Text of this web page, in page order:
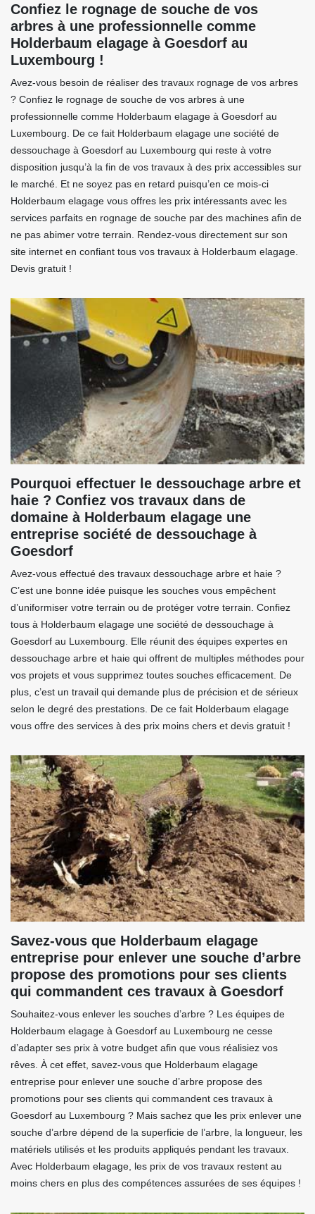
Confiez le rognage de souche de vos
arbres à une professionnelle comme
Holderbaum elagage à Goesdorf au
Luxembourg !
Avez-vous besoin de réaliser des travaux rognage de vos arbres
? Confiez le rognage de souche de vos arbres à une
professionnelle comme Holderbaum elagage à Goesdorf au
Luxembourg. De ce fait Holderbaum elagage une société de
dessouchage à Goesdorf au Luxembourg qui reste à votre
disposition jusqu’à la fin de vos travaux à des prix accessibles sur
le marché. Et ne soyez pas en retard puisqu’en ce mois-ci
Holderbaum elagage vous offres les prix intéressants avec les
services parfaits en rognage de souche par des machines afin de
ne pas abimer votre terrain. Rendez-vous directement sur son
site internet en confiant tous vos travaux à Holderbaum elagage.
Devis gratuit !
Pourquoi effectuer le dessouchage arbre et
haie ? Confiez vos travaux dans de
domaine à Holderbaum elagage une
entreprise société de dessouchage à
Goesdorf
Avez-vous effectué des travaux dessouchage arbre et haie ?
C’est une bonne idée puisque les souches vous empêchent
d’uniformiser votre terrain ou de protéger votre terrain. Confiez
tous à Holderbaum elagage une société de dessouchage à
Goesdorf au Luxembourg. Elle réunit des équipes expertes en
dessouchage arbre et haie qui offrent de multiples méthodes pour
vos projets et vous supprimez toutes souches efficacement. De
plus, c’est un travail qui demande plus de précision et de sérieux
selon le degré des prestations. De ce fait Holderbaum elagage
vous offre des services à des prix moins chers et devis gratuit !
Savez-vous que Holderbaum elagage
entreprise pour enlever une souche d’arbre
propose des promotions pour ses clients
qui commandent ces travaux à Goesdorf
Souhaitez-vous enlever les souches d’arbre ? Les équipes de
Holderbaum elagage à Goesdorf au Luxembourg ne cesse
d’adapter ses prix à votre budget afin que vous réalisiez vos
rêves. À cet effet, savez-vous que Holderbaum elagage
entreprise pour enlever une souche d’arbre propose des
promotions pour ses clients qui commandent ces travaux à
Goesdorf au Luxembourg ? Mais sachez que les prix enlever une
souche d’arbre dépend de la superficie de l’arbre, la longueur, les
matériels utilisés et les produits appliqués pendant les travaux.
Avec Holderbaum elagage, les prix de vos travaux restent au
moins chers en plus des compétences assurées de ses équipes !